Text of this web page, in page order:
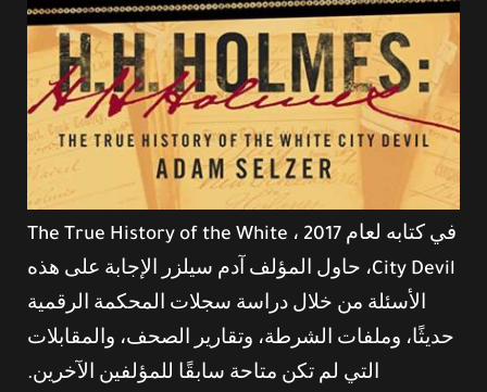
في كتابه لعام 2017 ، The True History of the White
City Devil، حاول المؤلف آدم سيلزر الإجابة على هذه
الأسئلة من خلال دراسة سجلات المحكمة الرقمية
حديثًا، وملفات الشرطة، وتقارير الصحف، والمقابلات
التي لم تكن متاحة سابقًا للمؤلفين الآخرين.